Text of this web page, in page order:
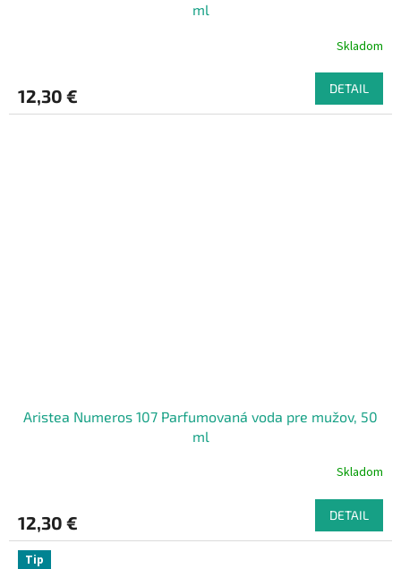
ml
Skladom
12,30 € DETAIL
Aristea Numeros 107 Parfumovaná voda pre mužov, 50
ml
Skladom
12,30 € DETAIL
Tip